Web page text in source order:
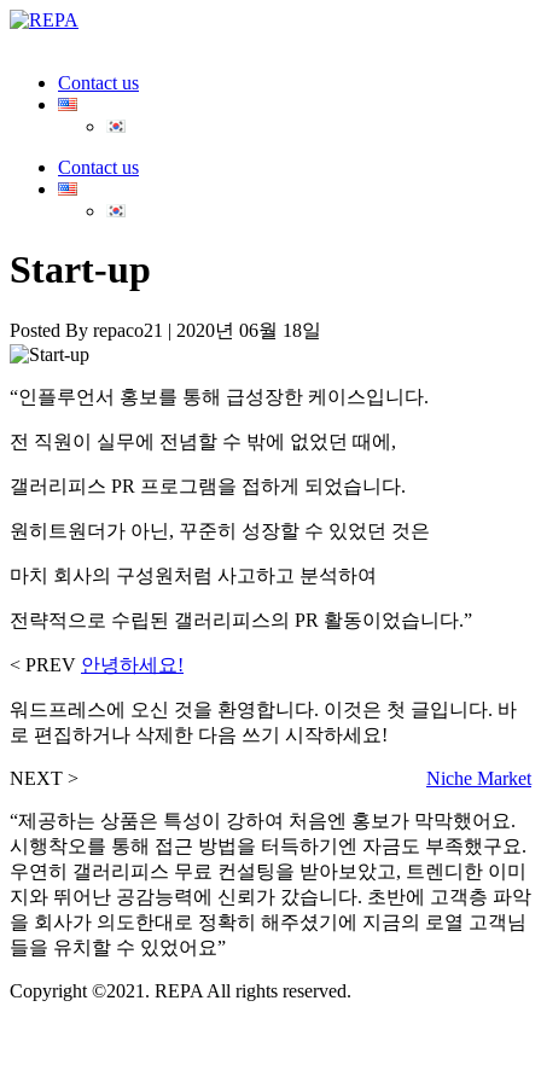
REPA
Reliable Electrical and Electronic
Products Supplier
Contact us
Contact us
Start-up
Posted By repaco21 | 2020년 06월 18일
“인플루언서 홍보를 통해 급성장한 케이스입니다.
전 직원이 실무에 전념할 수 밖에 없었던 때에,
갤러리피스 PR 프로그램을 접하게 되었습니다.
원히트원더가 아닌, 꾸준히 성장할 수 있었던 것은
마치 회사의 구성원처럼 사고하고 분석하여
전략적으로 수립된 갤러리피스의 PR 활동이었습니다.”
< PREV 안녕하세요!
워드프레스에 오신 것을 환영합니다. 이것은 첫 글입니다. 바
로 편집하거나 삭제한 다음 쓰기 시작하세요!
NEXT > Niche Market
“제공하는 상품은 특성이 강하여 처음엔 홍보가 막막했어요.
시행착오를 통해 접근 방법을 터득하기엔 자금도 부족했구요.
우연히 갤러리피스 무료 컨설팅을 받아보았고, 트렌디한 이미
지와 뛰어난 공감능력에 신뢰가 갔습니다. 초반에 고객층 파악
을 회사가 의도한대로 정확히 해주셨기에 지금의 로열 고객님
들을 유치할 수 있었어요”
Copyright ©2021. REPA All rights reserved.